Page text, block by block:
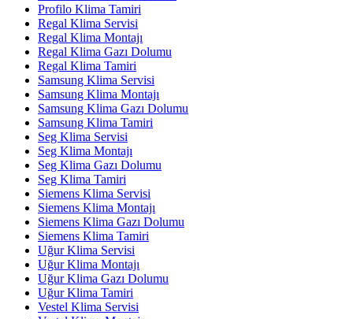
Profilo Klima Tamiri
Regal Klima Servisi
Regal Klima Montajı
Regal Klima Gazı Dolumu
Regal Klima Tamiri
Samsung Klima Servisi
Samsung Klima Montajı
Samsung Klima Gazı Dolumu
Samsung Klima Tamiri
Seg Klima Servisi
Seg Klima Montajı
Seg Klima Gazı Dolumu
Seg Klima Tamiri
Siemens Klima Servisi
Siemens Klima Montajı
Siemens Klima Gazı Dolumu
Siemens Klima Tamiri
Uğur Klima Servisi
Uğur Klima Montajı
Uğur Klima Gazı Dolumu
Uğur Klima Tamiri
Vestel Klima Servisi